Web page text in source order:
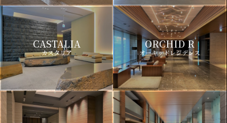
CASTALIA
カスタリア
ORCHID R
オーキッドレジデンス